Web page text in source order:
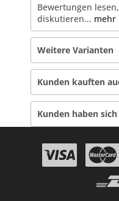
Bewertungen
diskutieren... mehr
Weitere Varianten
Kunden kauften
Kunden haben